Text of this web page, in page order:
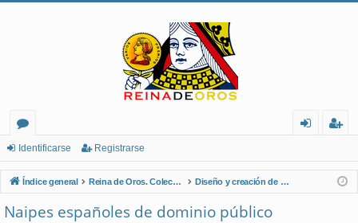
or
os
nt
ifi
ist
ra
Identificarse Registrarse
Índice general Reina de Oros. Coleccionistas de Naipes. Diseño y creación de naipes
Naipes españoles de dominio público